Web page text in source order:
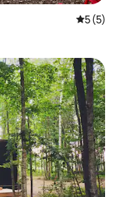
5 (5)